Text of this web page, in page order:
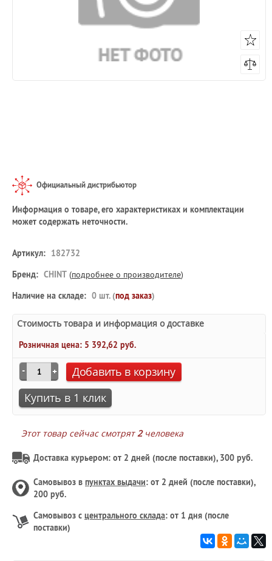
Официальный дистрибьютор
Информация о товаре, его характеристиках и комплектации
может содержать неточности.
Артикул: 182732
Бренд: CHINT (подробнее о производителе)
Наличие на складе: 0 шт. (под заказ)
Стоимость товара и информация о доставке
Розничная цена: 5 392,62 руб.
Добавить в корзину
Купить в 1 клик
Этот товар сейчас смотрят2человека
Доставка курьером: от 2 дней (после поставки), 300 руб.
Самовывоз в пунктах выдачи: от 2 дней (после поставки),
200 руб.
Самовывоз с центрального склада: от 1 дня (после
поставки)